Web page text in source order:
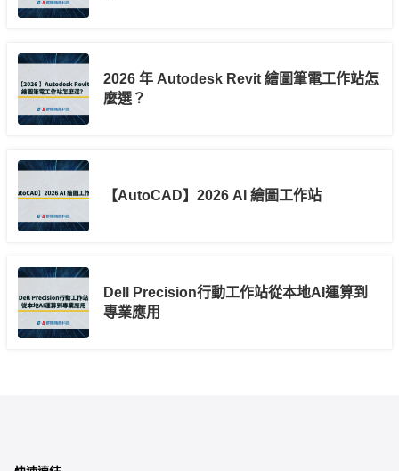
2026 年 Autodesk Revit 繪圖筆電工作站怎
麼選？
【AutoCAD】2026 AI 繪圖工作站
Dell Precision行動工作站從本地AI運算到
專業應用